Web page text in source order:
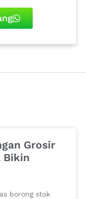
Grosir
Bikin
borong stok